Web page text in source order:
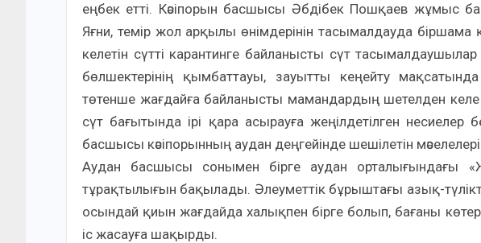
еңбек етті. Кәсіпорын басшысы Әбдібек Пошқаев жұмыс
Яғни, темір жол арқылы өнімдерінін тасымалдауда
келетін сүтті карантинге байланысты сүт
бөлшектерінің қымбаттауы, зауытты кеңейту
төтенше жағдайға байланысты мамандардың шетелден
сүт бағытында ірі қара асырауға жеңілдетілген несиелер
басшысы кәсіпорынның аудан деңгейінде шешілетін
Аудан басшысы сонымен бірге аудан орталығындағы
тұрақтылығын бақылады. Әлеуметтік бұрыштағы азық-
осындай қиын жағдайда халықпен бірге болып, бағаны
іс жасауға шақырды.